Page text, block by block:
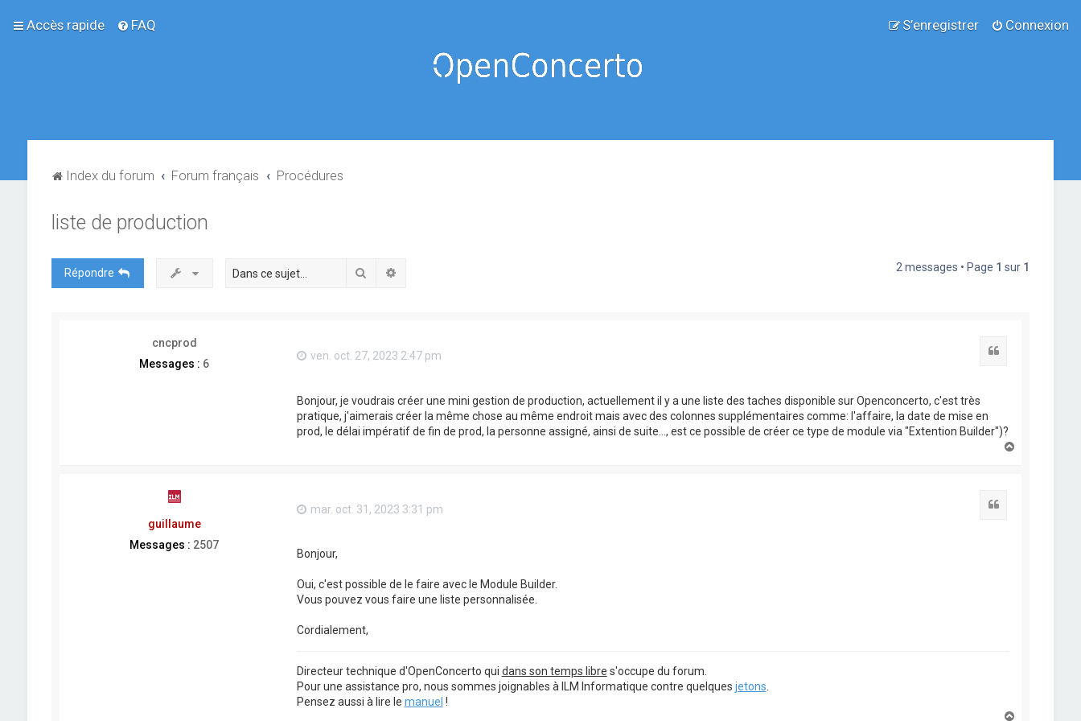
Accès rapide FAQ Connexion
S’enregistrer
Index du forum Forum français Procédures
liste de production
Répondre Rechercher 2 messages • Page 1 sur 1
cncprod
Messages : 6
ven. oct. 27, 2023 2:47 pm
Bonjour, je voudrais créer une mini gestion de production, actuellement il y a une liste des taches disponible sur Openconcerto, c'est très
pratique, j'aimerais créer la même chose au même endroit mais avec des colonnes supplémentaires comme: l'affaire, la date de mise en
prod, le délai impératif de fin de prod, la personne assigné, ainsi de suite..., est ce possible de créer ce type de module via "Extention Builder")?
guillaume
Messages : 2507
mar. oct. 31, 2023 3:31 pm
Bonjour,
Oui, c'est possible de le faire avec le Module Builder.
Vous pouvez vous faire une liste personnalisée.
Cordialement,
Directeur technique d'OpenConcerto qui dans son temps libre s'occupe du forum.
Pour une assistance pro, nous sommes joignables à ILM Informatique contre quelques jetons
Pensez aussi à lire le manuel !